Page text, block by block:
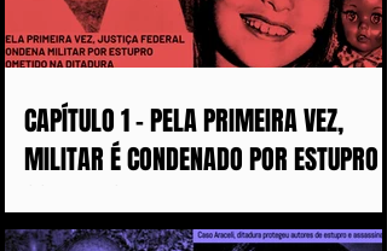
CAPÍTULO 1 - PELA PRIMEIRA VEZ,
MILITAR É CONDENADO POR ESTUPRO